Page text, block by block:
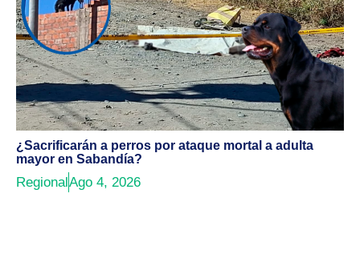
¿Sacrificarán a perros por ataque mortal a adulta
mayor en Sabandía?
RegionalAgo 4, 2026